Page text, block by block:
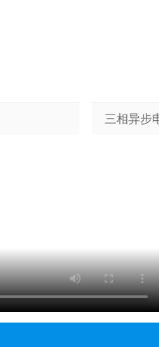
三相异步